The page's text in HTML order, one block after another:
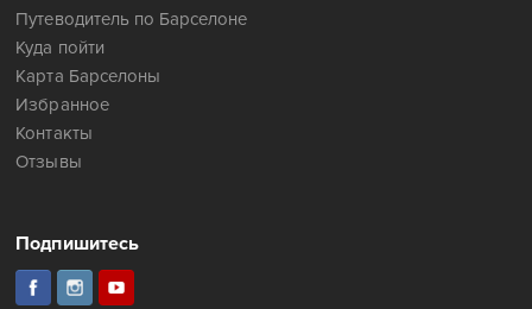
Путеводитель по Барселоне
Куда пойти
Карта Барселоны
Избранное
Контакты
Отзывы
Подпишитесь